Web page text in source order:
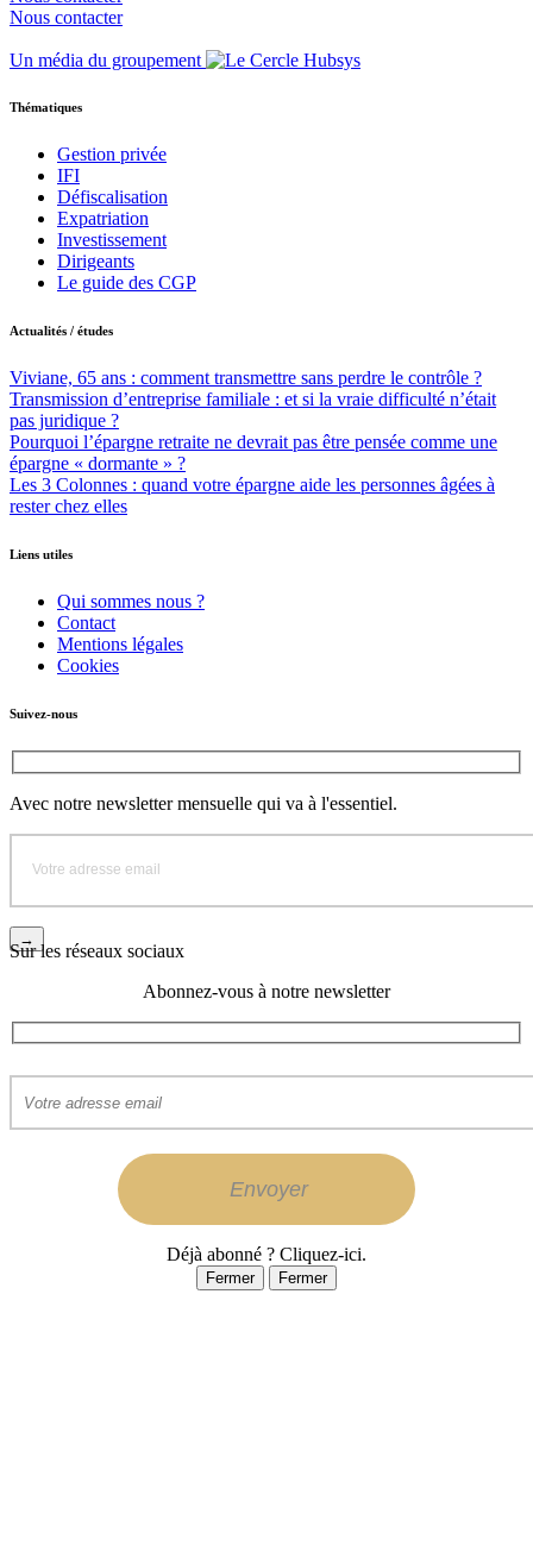
Nous contacter
Un média du groupement
Thématiques
Gestion privée
IFI
Défiscalisation
Expatriation
Investissement
Dirigeants
Le guide des CGP
Actualités / études
Viviane, 65 ans : comment transmettre sans perdre le contrôle ?
Transmission d’entreprise familiale : et si la vraie difficulté n’était
pas juridique ?
Pourquoi l’épargne retraite ne devrait pas être pensée comme une
épargne « dormante » ?
Les 3 Colonnes : quand votre épargne aide les personnes âgées à
rester chez elles
Liens utiles
Qui sommes nous ?
Contact
Mentions légales
Cookies
Suivez-nous
Avec notre newsletter mensuelle qui va à l'essentiel.
Sur les réseaux sociaux
Abonnez-vous à notre newsletter
Déjà abonné ? Cliquez-ici.
Fermer Fermer